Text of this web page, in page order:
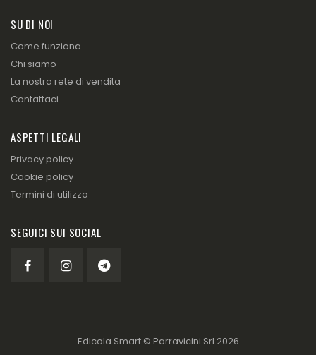
SU DI NOI
Come funziona
Chi siamo
La nostra rete di vendita
Contattaci
ASPETTI LEGALI
Privacy policy
Cookie policy
Termini di utilizzo
SEGUICI SUI SOCIAL
Edicola Smart © Parravicini Srl 2026